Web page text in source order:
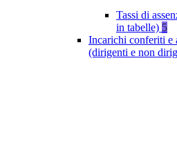
Tassi di
in tabelle) 5
Incarichi conferiti e
(dirigenti e non